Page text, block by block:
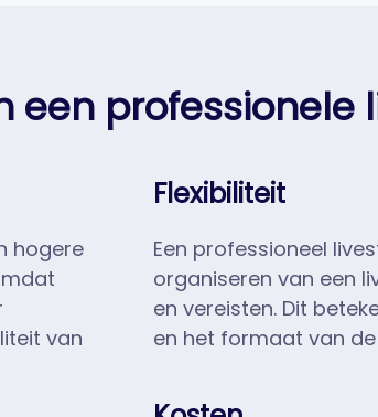
een professionele
hogere
van
Flexibiliteit
Een professioneel
organiseren van een
en vereisten. Dit
en het formaat van